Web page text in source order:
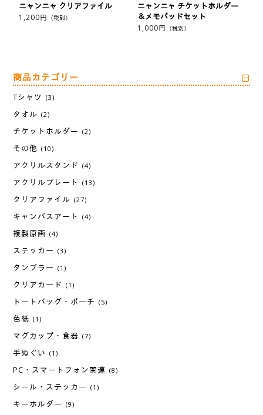
ニャンニャ クリアファイル
1,200円 （税別）
ニャンニャ チケットホルダー
＆メモパッドセット
1,000円 （税別）
商品カテゴリー
Tシャツ (3)
タオル (2)
チケットホルダー (2)
その他 (10)
アクリルスタンド (4)
アクリルプレート (13)
クリアファイル (27)
キャンバスアート (4)
複製原画 (4)
ステッカー (3)
タンブラー (1)
クリアカード (1)
トートバッグ・ポーチ (5)
色紙 (1)
マグカップ・食器 (7)
手ぬぐい (1)
PC・スマートフォン関連 (8)
シール・ステッカー (1)
キーホルダー (9)